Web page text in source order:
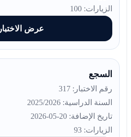
الزيارات: 100
عرض الاختبار
السجع
رقم الاختبار: 317
السنة الدراسية: 2025/2026
تاريخ الإضافة: 20-05-2026
الزيارات: 93